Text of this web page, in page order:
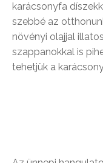
karácsonyfa
szebbé az
növényi olajjal
szappanokkal is
tehetjük a